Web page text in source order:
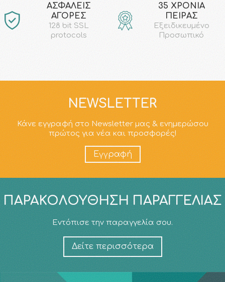
AΣΦΑΛΕΙΣ
ΑΓΟΡΕΣ
128 bit SSL
protocols
35 ΧΡΟΝΙΑ
ΠΕΙΡΑΣ
Εξειδικευμένο
Προσωπικό
NEWSLETTER
Κάνε εγγραφή στο Newsletter μας & ενημερώσου
πρώτος για νέα και προσφορές!
Εγγραφή
ΠΑΡΑΚΟΛΟΎΘΗΣΗ ΠΑΡΑΓΓΕΛΊΑΣ
Εντόπισε την παραγγελία σου.
Δείτε περισσότερα